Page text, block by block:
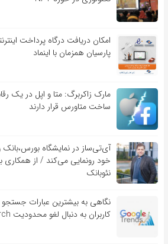
امکان دریافت درگاه پرداخت
پارسیان همزمان با اینماد
مارک زاکربرگ: متا و اپل در یک
ساخت متاورس قرار دارند
آی‌تی‌ساز در نمایشگاه
خود رونمایی می‌کند / از همکاری
نئوبانک
نگاهی به بیشترین عبارات
کاربران به دنبال لغو محدودیت Safe Search